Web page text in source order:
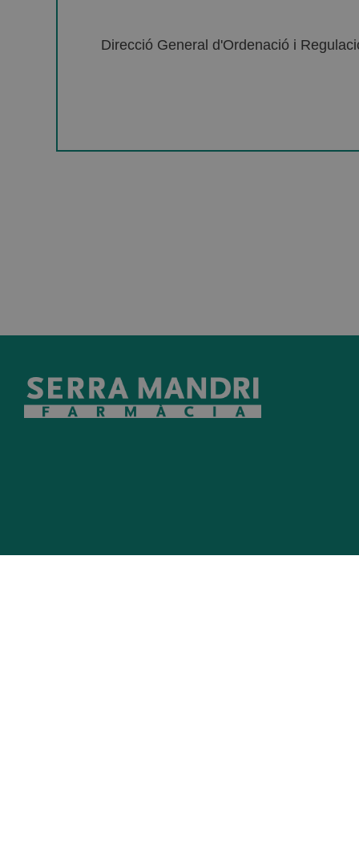
Direcció General d'Ordenació i